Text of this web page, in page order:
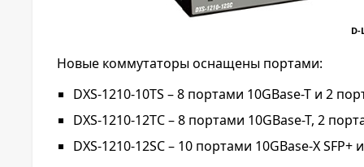
D-
Новые коммутаторы оснащены портами:
DXS-1210-10TS – 8 портами 10GBase-T и 2
DXS-1210-12TC – 8 портами 10GBase-T, 2
DXS-1210-12SC – 10 портами 10GBase-X